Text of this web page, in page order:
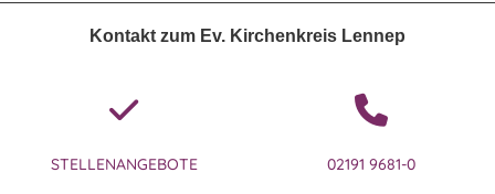
Kontakt zum Ev. Kirchenkreis Lennep
STELLENANGEBOTE 02191 9681-0